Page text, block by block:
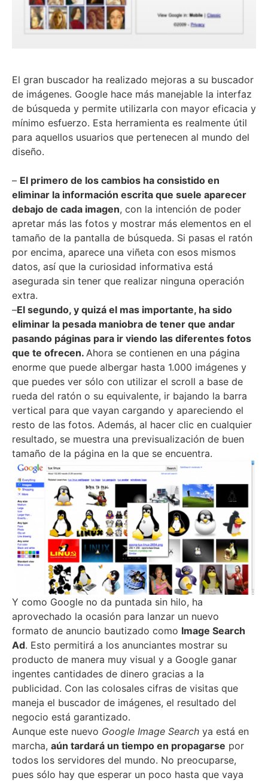
El gran buscador ha realizado mejoras a su buscador
de imágenes. Google hace más manejable la interfaz
de búsqueda y permite utilizarla con mayor eficacia y
mínimo esfuerzo. Esta herramienta es realmente útil
para aquellos usuarios que pertenecen al mundo del
diseño.
– El primero de los cambios ha consistido en
eliminar la información escrita que suele aparecer
debajo de cada imagen, con la intención de poder
apretar más las fotos y mostrar más elementos en el
tamaño de la pantalla de búsqueda. Si pasas el ratón
por encima, aparece una viñeta con esos mismos
datos, así que la curiosidad informativa está
asegurada sin tener que realizar ninguna operación
extra.
–El segundo, y quizá el mas importante, ha sido
eliminar la pesada maniobra de tener que andar
pasando páginas para ir viendo las diferentes fotos
que te ofrecen. Ahora se contienen en una página
enorme que puede albergar hasta 1.000 imágenes y
que puedes ver sólo con utilizar el scroll a base de
rueda del ratón o su equivalente, ir bajando la barra
vertical para que vayan cargando y apareciendo el
resto de las fotos. Además, al hacer clic en cualquier
resultado, se muestra una previsualización de buen
tamaño de la página en la que se encuentra.
Y como Google no da puntada sin hilo, ha
aprovechado la ocasión para lanzar un nuevo
formato de anuncio bautizado como Image Search
Ad. Esto permitirá a los anunciantes mostrar su
producto de manera muy visual y a Google ganar
ingentes cantidades de dinero gracias a la
publicidad. Con las colosales cifras de visitas que
maneja el buscador de imágenes, el resultado del
negocio está garantizado.
Aunque este nuevo Google Image Search ya está en
marcha, aún tardará un tiempo en propagarse por
todos los servidores del mundo. No preocuparse,
pues sólo hay que esperar un poco hasta que vaya